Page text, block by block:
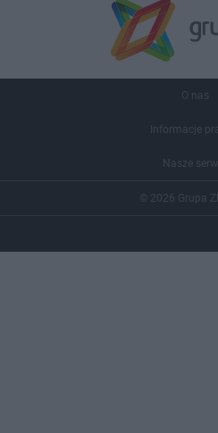
O nas
Informacje
Nasze
© 2026 Grupa